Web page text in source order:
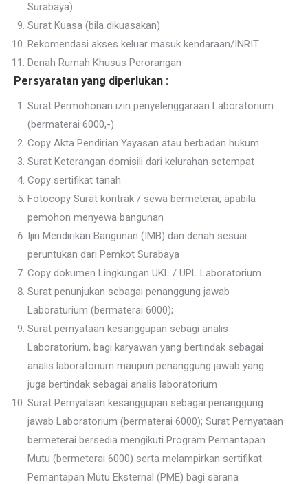
Surabaya)
Surat Kuasa (bila dikuasakan)
Rekomendasi akses keluar masuk kendaraan/INRIT
Denah Rumah Khusus Perorangan
Persyaratan yang diperlukan :
Surat Permohonan izin penyelenggaraan Laboratorium
(bermaterai 6000,-)
Copy Akta Pendirian Yayasan atau berbadan hukum
Surat Keterangan domisili dari kelurahan setempat
Copy sertifikat tanah
Fotocopy Surat kontrak / sewa bermeterai, apabila
pemohon menyewa bangunan
Ijin Mendirikan Bangunan (IMB) dan denah sesuai
peruntukan dari Pemkot Surabaya
Copy dokumen Lingkungan UKL / UPL Laboratorium
Surat penunjukan sebagai penanggung jawab
Laboraturium (bermaterai 6000);
Surat pernyataan kesanggupan sebagi analis
Laboratorium, bagi karyawan yang bertindak sebagai
analis laboratorium maupun penanggung jawab yang
juga bertindak sebagai analis laboratorium
Surat Pernyataan kesanggupan sebagai penanggung
jawab Laboratorium (bermaterai 6000); Surat Pernyataan
bermeterai bersedia mengikuti Program Pemantapan
Mutu (bermeterai 6000) serta melampirkan sertifikat
Pemantapan Mutu Eksternal (PME) bagi sarana